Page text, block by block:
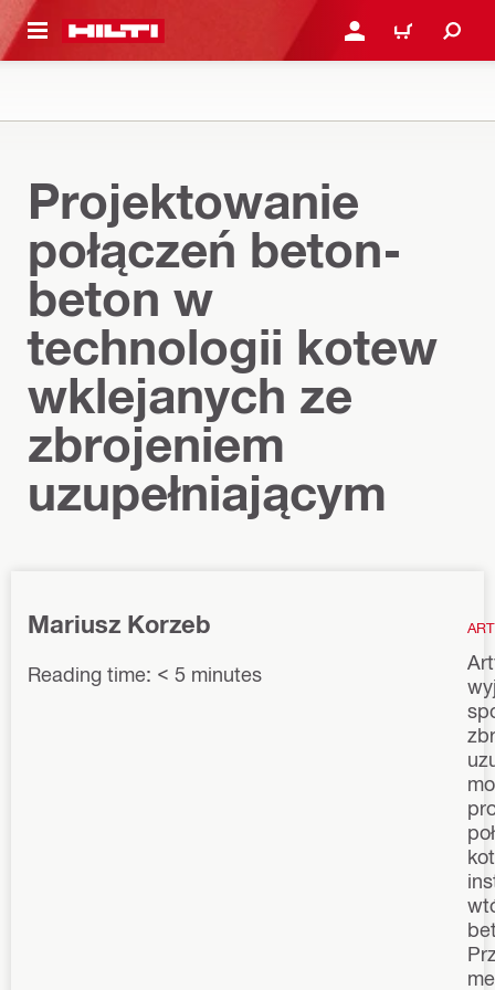
GŁÓWNEJ ZALOGUJ SIĘ LUB
CART
Projektowanie
połączeń beton-
beton w
technologii kotew
wklejanych ze
zbrojeniem
uzupełniającym
Mariusz Korzeb
Reading time: < 5 minutes